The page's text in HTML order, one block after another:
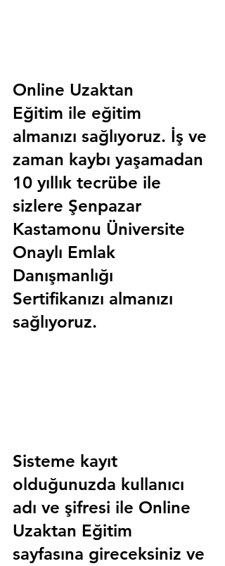
Online Uzaktan
Eğitim ile eğitim
almanızı sağlıyoruz. İş ve
zaman kaybı yaşamadan
10 yıllık tecrübe ile
sizlere Şenpazar
Kastamonu Üniversite
Onaylı Emlak
Danışmanlığı
Sertifikanızı almanızı
sağlıyoruz.
Sisteme kayıt
olduğunuzda kullanıcı
adı ve şifresi ile Online
Uzaktan Eğitim
sayfasına gireceksiniz ve